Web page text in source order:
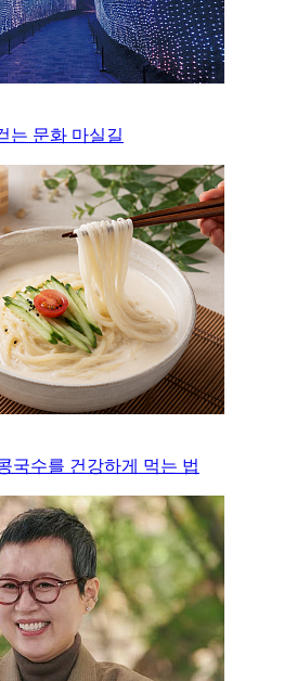
는 문화 마실길
국수를 건강하게 먹는 법